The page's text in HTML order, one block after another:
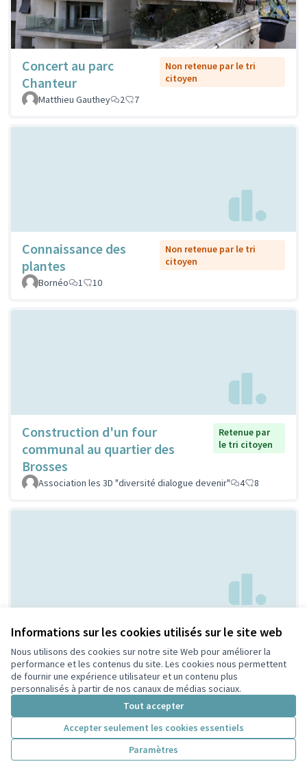
Informations sur les cookies utilisés sur le site web
Nous utilisons des cookies sur notre site Web pour améliorer la
performance et les contenus du site. Les cookies nous permettent
de fournir une expérience utilisateur et un contenu plus
personnalisés à partir de nos canaux de médias sociaux.
Tout accepter
Accepter seulement les cookies essentiels
Paramètres
Concert au parc
Chanteur
Non retenue par le tri
citoyen
Matthieu Gauthey
2 7
Connaissance des
plantes
Non retenue par le tri
citoyen
Bornéo
1 10
Construction d'un four
communal au quartier des
Brosses
Retenue par
le tri citoyen
Association les 3D "diversité dialogue devenir" 4 8
Creation d'espaces
jeunesse
Non retenue par le tri
Bouaziz
1 4